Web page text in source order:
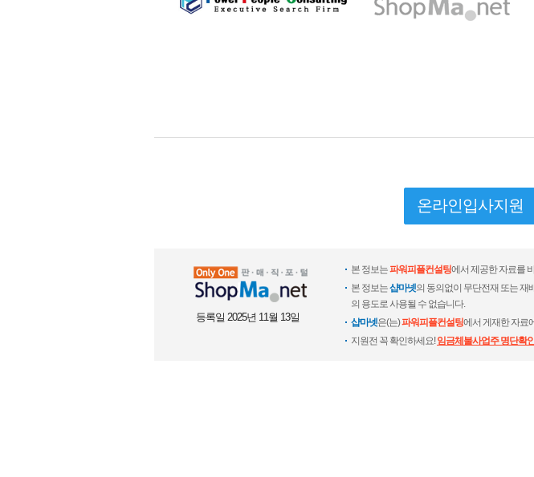
온라인입사지원
등록일 2025년 11월 13일
본 정보는파워피플컨설팅에서 제공한 자료를
본 정보는샵마넷의 동의없이 무단전재 또는 재
의 용도로 사용될 수 없습니다.
샵마넷은(는)파워피플컨설팅에서 게재한 자료
지원전 꼭 확인하세요!임금체불사업주 명단확